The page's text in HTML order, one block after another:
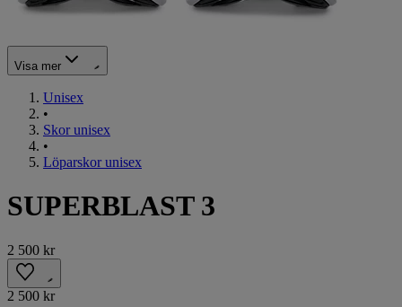
Visa mer
Unisex
•
Skor unisex
•
Löparskor unisex
SUPERBLAST 3
2 500 kr
2 500 kr